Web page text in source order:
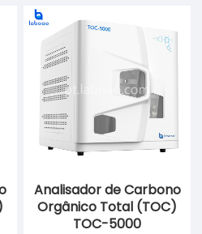
Analisador de Carbono
Orgânico Total (TOC)
TOC-5000